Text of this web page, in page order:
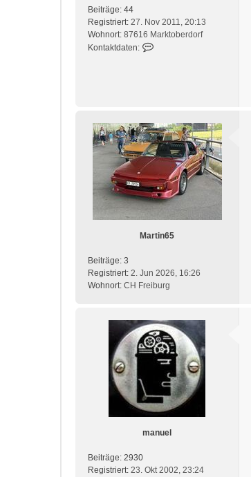
Beiträge: 44
Registriert: 27. Nov 2011, 20:13
Wohnort: 87616 Marktoberdorf
Kontaktdaten:
d
a
t
n
v
o
n
R
k
ö
Martin65
Beiträge: 3
Registriert: 2. Jun 2026, 16:26
Wohnort: CH Freiburg
manuel
Beiträge: 2930
Registriert: 23. Okt 2002, 23:24